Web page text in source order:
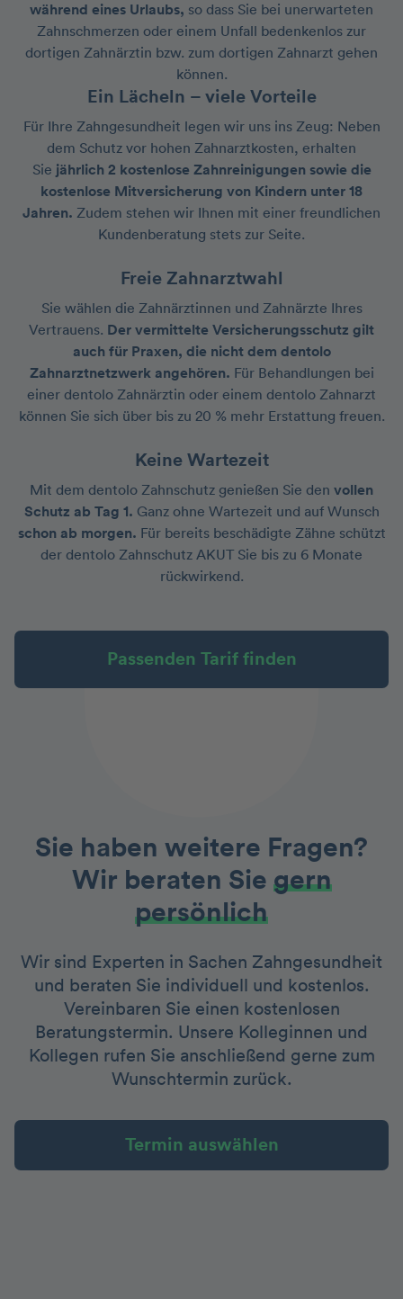
während eines Urlaubs, so dass Sie bei unerwarteten
Zahnschmerzen oder einem Unfall bedenkenlos zur
dortigen Zahnärztin bzw. zum dortigen Zahnarzt gehen
können.
Ein Lächeln – viele Vorteile
Für Ihre Zahngesundheit legen wir uns ins Zeug: Neben
dem Schutz vor hohen Zahnarztkosten, erhalten
Sie jährlich 2 kostenlose Zahnreinigungen sowie die
kostenlose Mitversicherung von Kindern unter 18
Jahren. Zudem stehen wir Ihnen mit einer freundlichen
Kundenberatung stets zur Seite.
Freie Zahnarztwahl
Sie wählen die Zahnärztinnen und Zahnärzte Ihres
Vertrauens. Der vermittelte Versicherungsschutz gilt
auch für Praxen, die nicht dem dentolo
Zahnarztnetzwerk angehören. Für Behandlungen bei
einer dentolo Zahnärztin oder einem dentolo Zahnarzt
können Sie sich über bis zu 20 % mehr Erstattung freuen.
Keine Wartezeit
Mit dem dentolo Zahnschutz genießen Sie den vollen
Schutz ab Tag 1. Ganz ohne Wartezeit und auf Wunsch
schon ab morgen. Für bereits beschädigte Zähne schützt
der dentolo Zahnschutz AKUT Sie bis zu 6 Monate
rückwirkend.
Passenden Tarif finden
Sie haben weitere Fragen?
Wir beraten Sie gern
persönlich
Wir sind Experten in Sachen Zahngesundheit
und beraten Sie individuell und kostenlos.
Vereinbaren Sie einen kostenlosen
Beratungstermin. Unsere Kolleginnen und
Kollegen rufen Sie anschließend gerne zum
Wunschtermin zurück.
Termin auswählen